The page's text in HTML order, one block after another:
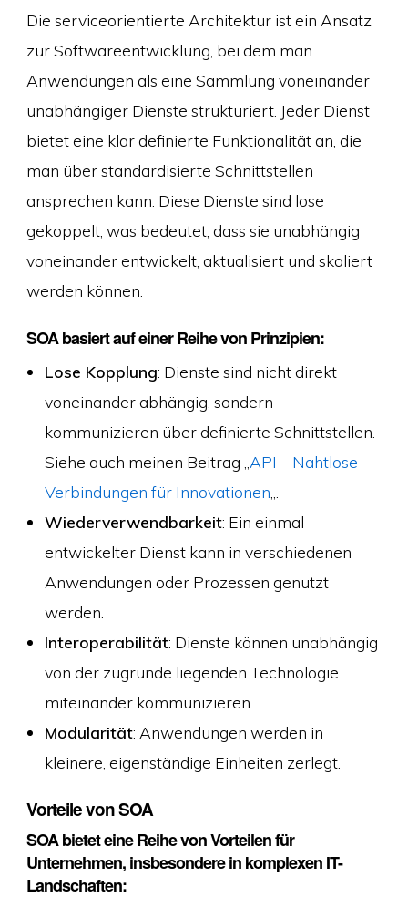
Die serviceorientierte Architektur ist ein Ansatz
zur Softwareentwicklung, bei dem man
Anwendungen als eine Sammlung voneinander
unabhängiger Dienste strukturiert. Jeder Dienst
bietet eine klar definierte Funktionalität an, die
man über standardisierte Schnittstellen
ansprechen kann. Diese Dienste sind lose
gekoppelt, was bedeutet, dass sie unabhängig
voneinander entwickelt, aktualisiert und skaliert
werden können.
SOA basiert auf einer Reihe von Prinzipien:
Lose Kopplung: Dienste sind nicht direkt
voneinander abhängig, sondern
kommunizieren über definierte Schnittstellen.
Siehe auch meinen Beitrag „ API – Nahtlose
Verbindungen für Innovationen
Wiederverwendbarkeit: Ein einmal
entwickelter Dienst kann in verschiedenen
Anwendungen oder Prozessen genutzt
werden.
Interoperabilität: Dienste können unabhängig
von der zugrunde liegenden Technologie
miteinander kommunizieren.
Modularität: Anwendungen werden in
kleinere, eigenständige Einheiten zerlegt.
Vorteile von SOA
SOA bietet eine Reihe von Vorteilen für
Unternehmen, insbesondere in komplexen IT-
Landschaften: